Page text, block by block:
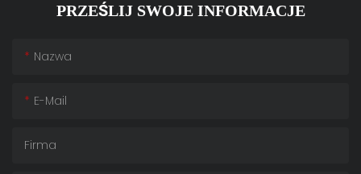
PRZEŚLIJ SWOJE INFORMACJE
Nazwa
E-Mail
Firma